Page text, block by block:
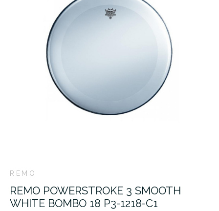
REMO
REMO POWERSTROKE 3 SMOOTH
WHITE BOMBO 18 P3-1218-C1